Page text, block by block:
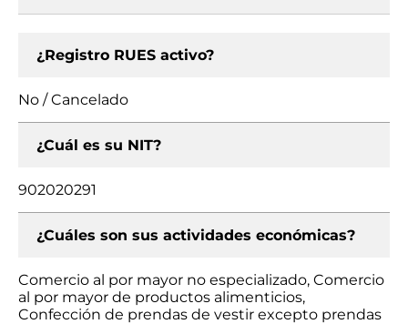
¿Registro RUES activo?
No / Cancelado
¿Cuál es su NIT?
902020291
¿Cuáles son sus actividades económicas?
Comercio al por mayor no especializado, Comercio
al por mayor de productos alimenticios,
Confección de prendas de vestir excepto prendas